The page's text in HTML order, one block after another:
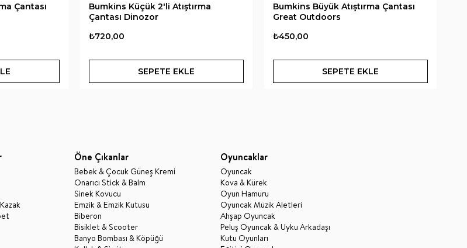
Çantası
Bumkins Küçük 2'li Atıştırma
Çantası Dinozor
₺720,00
SEPETE EKLE
Bumkins Büyük Atıştırma Çantası
Great Outdoors
₺450,00
SEPETE EKLE
Öne Çıkanlar
Bebek & Çocuk Güneş Kremi
Onarıcı Stick & Balm
Sinek Kovucu
Emzik & Emzik Kutusu
Biberon
Bisiklet & Scooter
Banyo Bombası & Köpüğü
Oyuncaklar
Oyuncak
Kova & Kürek
Oyun Hamuru
Oyuncak Müzik Aletleri
Ahşap Oyuncak
Peluş Oyuncak & Uyku Arkadaşı
Kutu Oyunları